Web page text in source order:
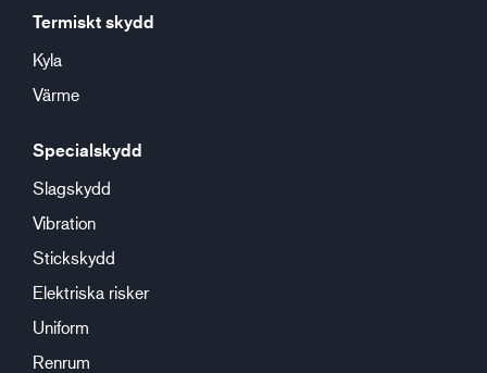
Termiskt skydd
Kyla
Värme
Specialskydd
Slagskydd
Vibration
Stickskydd
Elektriska risker
Uniform
Renrum